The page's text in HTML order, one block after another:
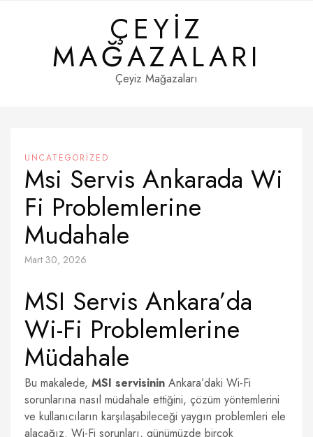
ÇEYIZ
MAĞAZALARI
Çeyiz Mağazaları
UNCATEGORIZED
Msi Servis Ankarada Wi
Fi Problemlerine
Mudahale
Mart 30, 2026
MSI Servis Ankara’da
Wi-Fi Problemlerine
Müdahale
Bu makalede, MSI servisinin Ankara’daki Wi-Fi
sorunlarına nasıl müdahale ettiğini, çözüm yöntemlerini
ve kullanıcıların karşılaşabileceği yaygın problemleri ele
alacağız. Wi-Fi sorunları, günümüzde birçok